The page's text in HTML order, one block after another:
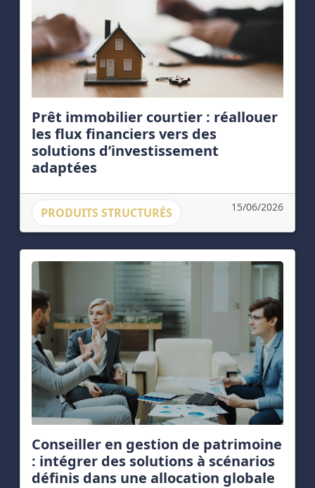
Prêt immobilier courtier : réallouer
les flux financiers vers des
solutions d’investissement
adaptées
PRODUITS STRUCTURÉS 15/06/2026
Conseiller en gestion de patrimoine
: intégrer des solutions à scénarios
définis dans une allocation globale